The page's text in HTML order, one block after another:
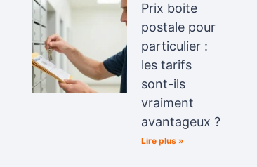
Prix boite
postale pour
particulier :
les tarifs
sont-ils
vraiment
avantageux ?
Lire plus »